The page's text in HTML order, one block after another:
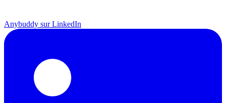
Anybuddy sur LinkedIn